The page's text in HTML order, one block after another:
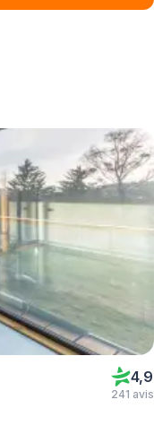
4,9
241 avis